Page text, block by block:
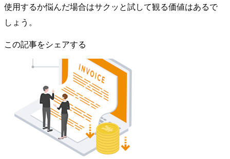
使用するか悩んだ場合はサクッと試して観る価値はあるで
しょう。
この記事をシェアする